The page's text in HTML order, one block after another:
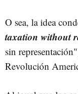
O sea, la idea
taxation without
sin
Revolución